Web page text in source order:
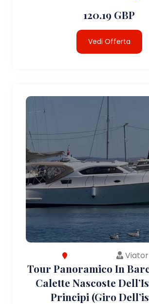
120.19 GBP
Vedi Offerta
Tour Panoramico In
Calette Nascoste
Principi (giro